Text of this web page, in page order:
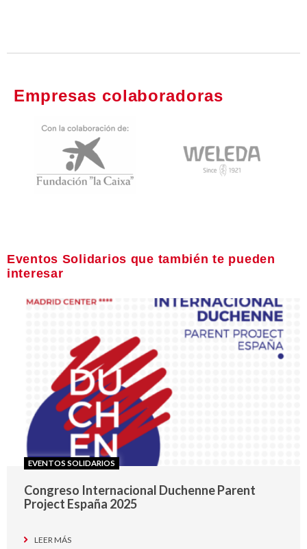
Empresas colaboradoras
Eventos Solidarios que también te pueden
interesar
EVENTOS SOLIDARIOS
Congreso Internacional Duchenne Parent
Project España 2025
LEER MÁS